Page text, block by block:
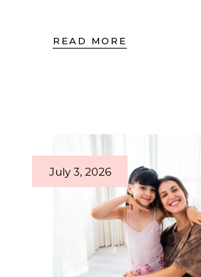
READ MORE
July 3, 2026